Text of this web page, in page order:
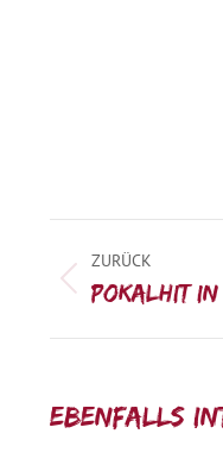
ZURÜCK
Vorheriger
Pokalhit in
Ebenfalls